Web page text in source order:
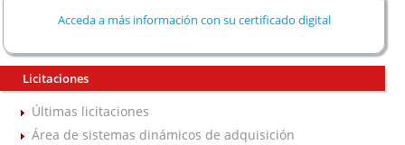
Acceda a más información con su certificado digital
Licitaciones
Últimas licitaciones
Área de sistemas dinámicos de adquisición